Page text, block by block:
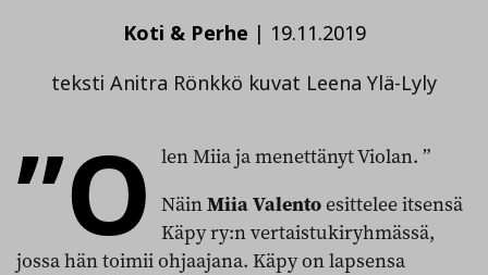
Koti & Perhe | 19.11.2019
teksti Anitra Rönkkö kuvat Leena Ylä-Lyly
”O len Miia ja menettänyt Violan. ”
NäinMiia Valentoesittelee itsensä
Käpy ry:n vertaistukiryhmässä,
jossa hän toimii ohjaajana. Käpy on lapsensa